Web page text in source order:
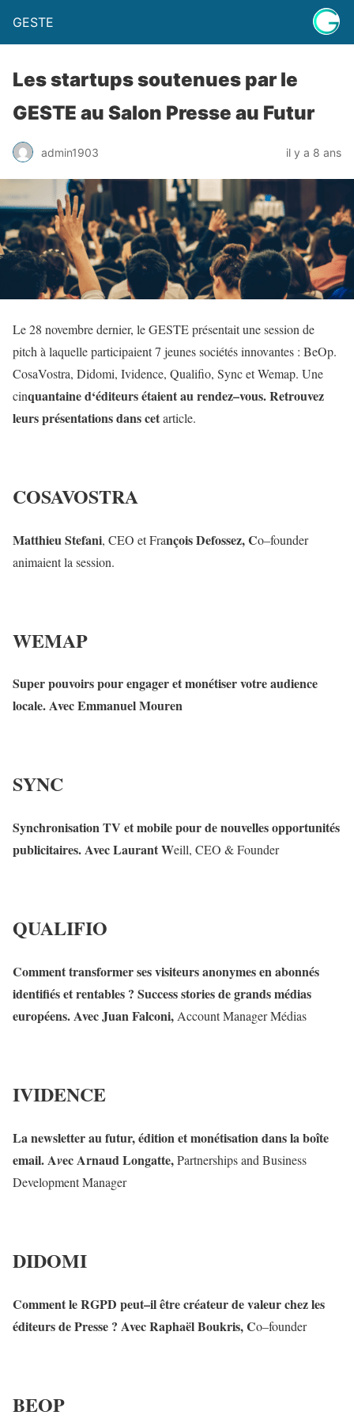
GESTE
Les startups soutenues par le
GESTE au Salon Presse au Futur
admin1903 il y a 8 ans
Le28 novembredernier, leGESTEprésentaitunesession de
pitch à laquelleparticipaient7 jeunessociétésinnovantes : BeOp.
CosaVostra, Didomi, Ividence, Qualifio, SyncetWemap. Une
cinquantained‘éditeursétaientaurendez–vous.Retrouvez
leursprésentationsdanscetarticle.
COSAVOSTRA
MatthieuStefani, CEO etFrançoisDefossez,Co–founder
animaientla session.
WEMAP
Superpouvoirspourengageretmonétiservotreaudience
locale.AvecEmmanuelMouren
SYNC
SynchronisationTV etmobilepourdenouvellesopportunités
publicitaires.AvecLaurantWeill, CEO &Founder
QUALIFIO
Commenttransformer sesvisiteursanonymesenabonnés
identifiésetrentables ? Successstoriesdegrandsmédias
européens.AvecJuanFalconi, AccountManagerMédias
IVIDENCE
Lanewsletteraufutur,éditionetmonétisationdanslaboîte
email.AvecArnaudLongatte,Partnershipsand Business
DevelopmentManager
DIDOMI
CommentleRGPD peut–ilêtre créateurdevaleurchezles
éditeursdePresse ? AvecRaphaëlBoukris,Co–founder
BEOP